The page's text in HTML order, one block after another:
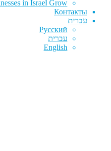
in Israel Grow
Контакты
עברית
Русский
עברית
English